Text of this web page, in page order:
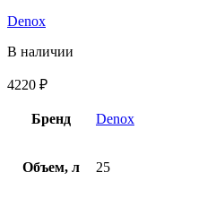
Denox
В наличии
4220 ₽
Бренд Denox
Объем, л 25